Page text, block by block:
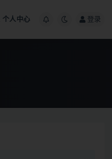
个人中心 登录